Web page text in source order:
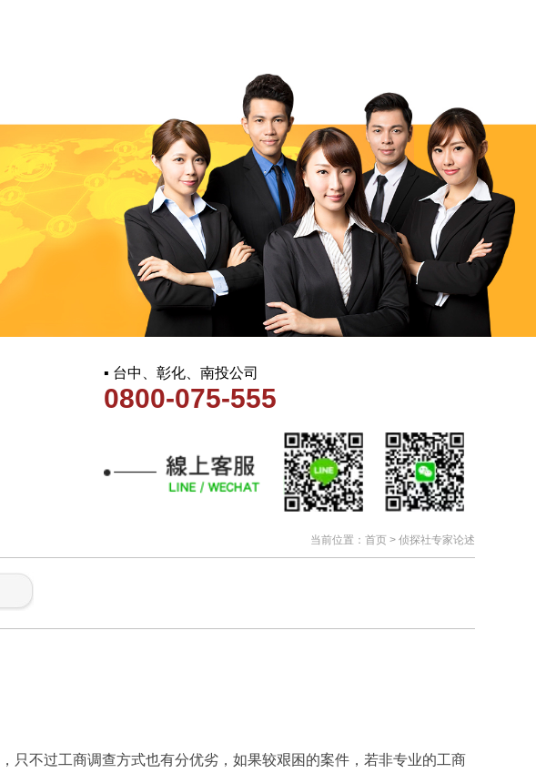
当前位置： 首页> 侦探社专家论述
▪ 台中、彰化、南投公司
0800-075-555
，只不过工商调查方式也有分优劣，如果较艰困的案件，若非专业的工商